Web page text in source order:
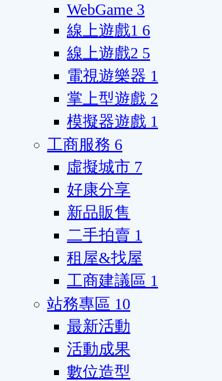
WebGame 3
線上遊戲1 6
線上遊戲2 5
電視遊樂器 1
掌上型遊戲 2
模擬器遊戲 1
工商服務 6
虛擬城市 7
好康分享
新品販售
二手拍賣 1
租屋&找屋
工商建議區 1
站務專區 10
最新活動
活動成果
數位造型